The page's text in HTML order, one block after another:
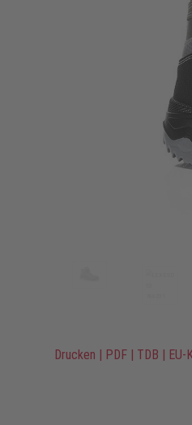
Drucken | PDF | TDB |